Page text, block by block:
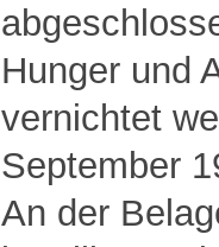
Hunger und
vernichtet
September
An der